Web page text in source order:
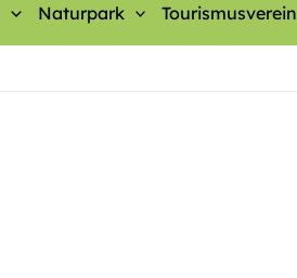
Naturpark Tourismusverein